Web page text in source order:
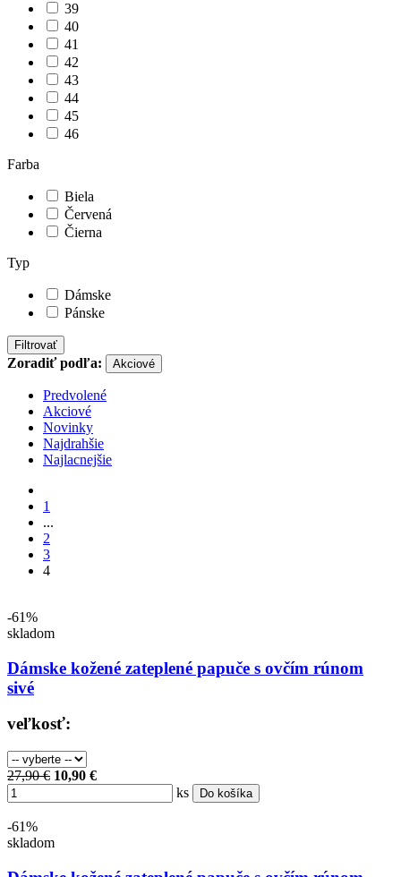
39
40
41
42
43
44
45
46
Farba
Biela
Červená
Čierna
Typ
Dámske
Pánske
Filtrovať
Zoradiť podľa: Akciové
Predvolené
Akciové
Novinky
Najdrahšie
Najlacnejšie
1
...
2
3
4
-61%
skladom
Dámske kožené zateplené papuče s ovčím rúnom
sivé
veľkosť:
27,90 € 10,90 €
ks
Do košíka
-61%
skladom